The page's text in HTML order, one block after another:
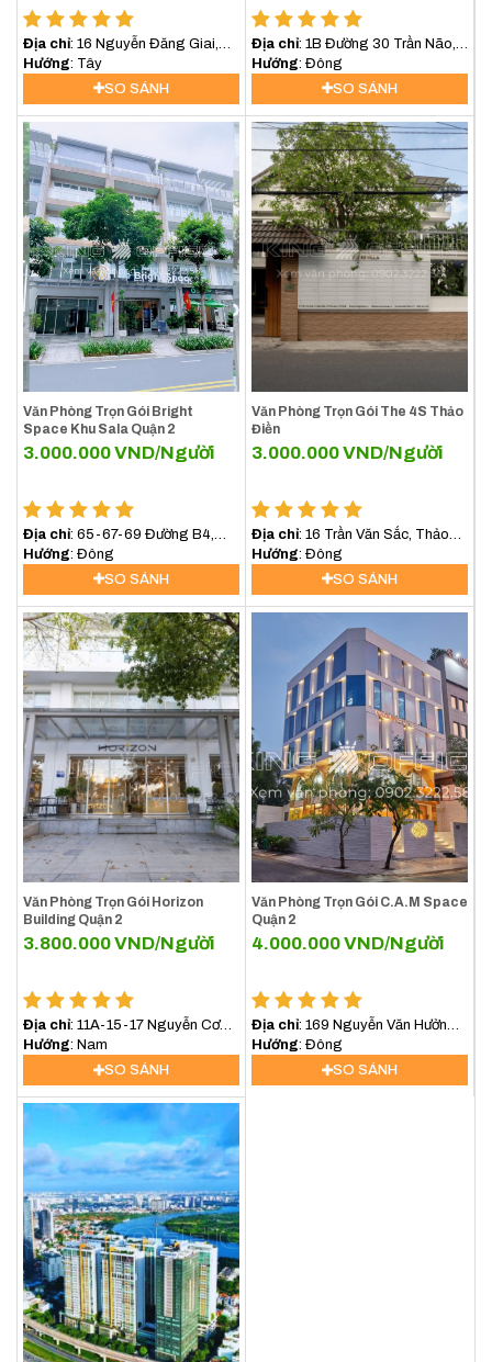
Địa chỉ: 16 Nguyễn Đăng Giai,
Quận 2, Hồ Chí Minh
Hướng : Tây
SO SÁNH
Địa chỉ: 1B Đường 30 Trần Não,
Phường Bình An, Quận 2
Hướng : Đông
SO SÁNH
Văn Phòng Trọn Gói Bright
Space Khu Sala Quận 2
3.000.000VND/Người
Địa chỉ: 65-67-69 Đường B4,
Phường An Lợi Đông, Quận 2, TP
Hướng : Đông
SO SÁNH
Văn Phòng Trọn Gói The 4S Thảo
Điền
3.000.000VND/Người
Địa chỉ: 16 Trần Văn Sắc, Thảo
Điền, Quận 2
Hướng : Đông
SO SÁNH
Văn Phòng Trọn Gói Horizon
Building Quận 2
3.800.000VND/Người
Địa chỉ: 11A-15-17 Nguyễn Cơ
Thạch, Phường An Lợi Đông, TP
Hướng
: Nam
SO SÁNH
Văn Phòng Trọn Gói C.A.M Space
Quận 2
4.000.000VND/Người
Địa chỉ: 169 Nguyễn Văn Hưởng,
Thảo Điền, Quận 2
Hướng : Đông
SO SÁNH